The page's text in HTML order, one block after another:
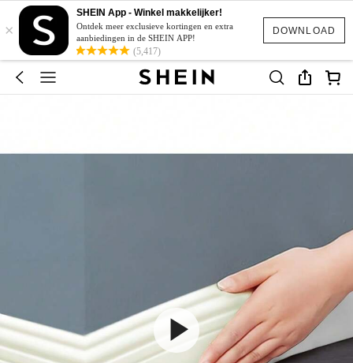
DOWNLOAD
×
SHEIN App - Winkel makkelijker!
Ontdek meer exclusieve kortingen en extra
aanbiedingen in de SHEIN APP!
(5,417)